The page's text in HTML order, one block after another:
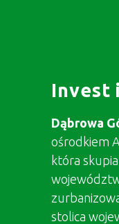
Invest
Dąbrowa
ośrodkiem
która
stolica